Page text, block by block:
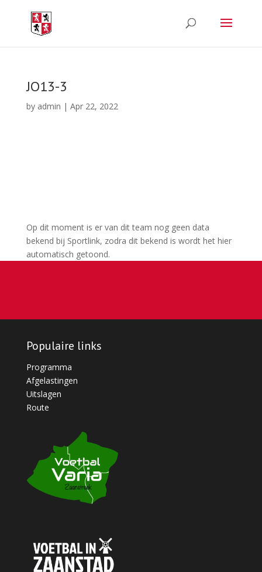
JO13-3
by admin | Apr 22, 2022
Op dit moment is er van dit team nog geen data
bekend bij Sportlink, zodra dit bekend is wordt het hier
automatisch getoond.
Populaire links
Programma
Afgelastingen
Uitslagen
Route